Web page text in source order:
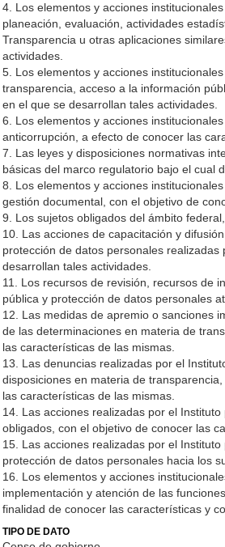
4. Los elementos y acciones
planeación, evaluación, actividades
Transparencia u otras aplicaciones
actividades.
5. Los elementos y acciones
transparencia, acceso a la información
en el que se desarrollan tales actividades.
6. Los elementos y acciones
anticorrupción, a efecto de conocer las
7. Las leyes y disposiciones normativas
básicas del marco regulatorio bajo el cual
8. Los elementos y acciones
gestión documental, con el objetivo de
9. Los sujetos obligados del ámbito
10. Las acciones de capacitación y
protección de datos personales
desarrollan tales actividades.
11. Los recursos de revisión, recursos de
pública y protección de datos personales
12. Las medidas de apremio o sanciones
de las determinaciones en materia de
las características de las mismas.
13. Las denuncias realizadas por el
disposiciones en materia de
las características de las mismas.
14. Las acciones realizadas por el
obligados, con el objetivo de conocer las
15. Las acciones realizadas por el
protección de datos personales hacia los
16. Los elementos y acciones
implementación y atención de las
finalidad de conocer las características y
TIPO DE DATO